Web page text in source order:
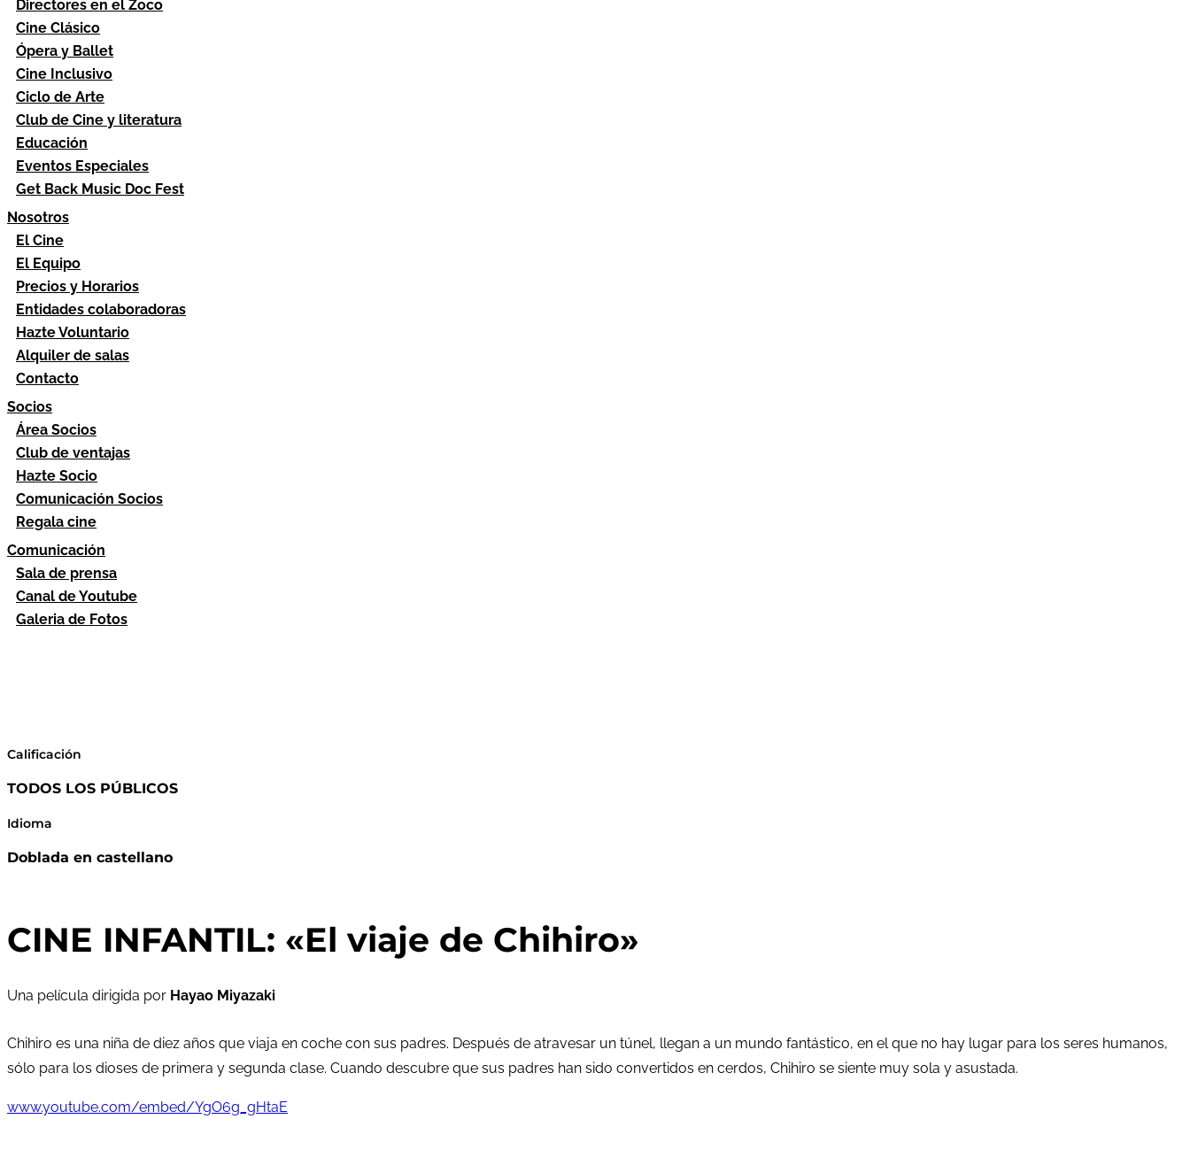
Directores en el Zoco
Cine Clásico
Ópera y Ballet
Cine Inclusivo
Ciclo de Arte
Club de Cine y literatura
Educación
Eventos Especiales
Get Back Music Doc Fest
Nosotros
El Cine
El Equipo
Precios y Horarios
Entidades colaboradoras
Hazte Voluntario
Alquiler de salas
Contacto
Socios
Área Socios
Club de ventajas
Hazte Socio
Comunicación Socios
Regala cine
Comunicación
Sala de prensa
Canal de Youtube
Galeria de Fotos
Calificación
TODOS LOS PÚBLICOS
Idioma
Doblada en castellano
CINE INFANTIL: «El viaje de Chihiro»
Una película dirigida por Hayao Miyazaki
Chihiro es una niña de diez años que viaja en coche con sus padres. Después de atravesar un túnel, llegan a un mundo fantástico, en el que no hay lugar para los seres humanos,
sólo para los dioses de primera y segunda clase. Cuando descubre que sus padres han sido convertidos en cerdos, Chihiro se siente muy sola y asustada.
www.youtube.com/embed/YgO6g_gHtaE